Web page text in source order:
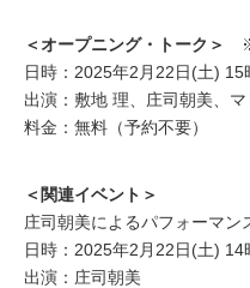
＜オープニング・トーク＞
※
日時：2025年2月22日(土) 15
出演：敷地 理、庄司朝美、
料金：無料（予約不要）
＜関連イベント＞
庄司朝美によるパフォーマン
日時：2025年2月22日(土) 14
出演：庄司朝美